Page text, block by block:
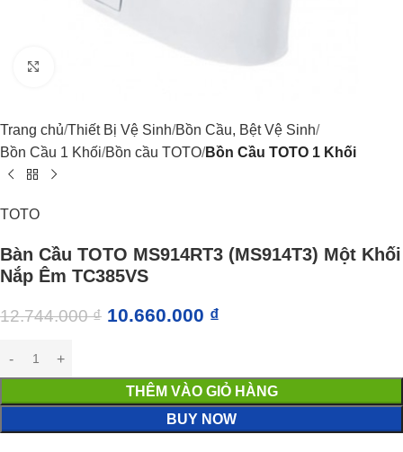
Trang chủ Thiết Bị Vệ Sinh Bồn Cầu, Bệt Vệ Sinh
Bồn Cầu 1 Khối Bồn cầu TOTO Bồn Cầu TOTO 1 Khối
TOTO
Bàn Cầu TOTO MS914RT3 (MS914T3) Một Khối
Nắp Êm TC385VS
12.744.000₫ 10.660.000 ₫
THÊM VÀO GIỎ HÀNG
BUY NOW